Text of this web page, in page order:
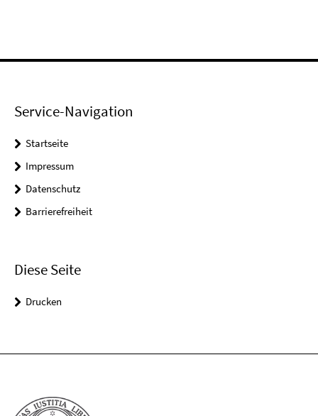
Service-Navigation
Startseite
Impressum
Datenschutz
Barrierefreiheit
Diese Seite
Drucken